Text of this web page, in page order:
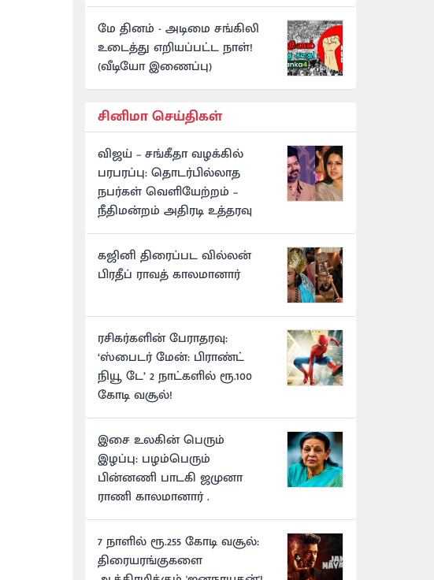
மே தினம் - அடிமை சங்கிலி
உடைத்து எறியப்பட்ட நாள்!
(வீடியோ இணைப்பு)
சினிமா செய்திகள்
விஜய் – சங்கீதா வழக்கில்
பரபரப்பு: தொடர்பில்லாத
நபர்கள் வெளியேற்றம் –
நீதிமன்றம் அதிரடி உத்தரவு
கஜினி திரைப்பட வில்லன்
பிரதீப் ராவத் காலமானார்
ரசிகர்களின் பேராதரவு:
‘ஸ்பைடர் மேன்: பிராண்ட்
நியூ டே’ 2 நாட்களில் ரூ.100
கோடி வசூல்!
இசை உலகின் பெரும்
இழப்பு: பழம்பெரும்
பின்னணி பாடகி ஜமுனா
ராணி காலமானார் .
7 நாளில் ரூ.255 கோடி வசூல்:
திரையரங்குகளை